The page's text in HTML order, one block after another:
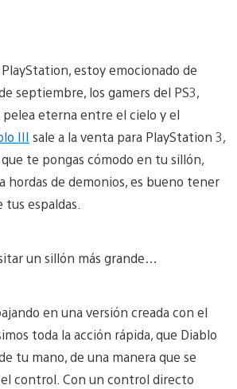
estoy emocionado de
septiembre, los gamers del PS3,
eterna entre el cielo y el
III sale a la venta para PlayStation 3,
te pongas cómodo en tu sillón,
hordas de demonios, es bueno tener
espaldas.
un sillón más grande…
en una versión creada con el
toda la acción rápida, que Diablo
tu mano, de una manera que se
control. Con un control directo